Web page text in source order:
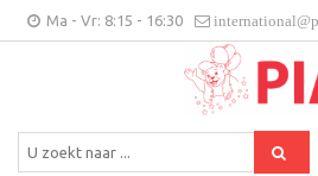
Ma - Vr: 8:15 - 16:30
BE/NL